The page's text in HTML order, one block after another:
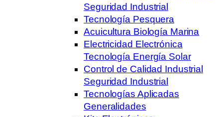
Seguridad Industrial
Tecnología Pesquera
Acuicultura Biología Marina
Electricidad Electrónica
Tecnología Energía Solar
Control de Calidad Industrial
Seguridad Industrial
Tecnologías Aplicadas
Generalidades